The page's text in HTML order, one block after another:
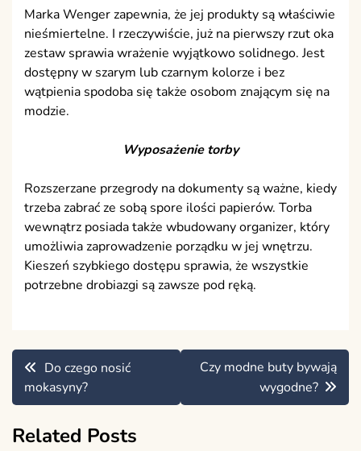
Marka Wenger zapewnia, że jej produkty są właściwie
nieśmiertelne. I rzeczywiście, już na pierwszy rzut oka
zestaw sprawia wrażenie wyjątkowo solidnego. Jest
dostępny w szarym lub czarnym kolorze i bez
wątpienia spodoba się także osobom znającym się na
modzie.
Wyposażenie torby
Rozszerzane przegrody na dokumenty są ważne, kiedy
trzeba zabrać ze sobą spore ilości papierów. Torba
wewnątrz posiada także wbudowany organizer, który
umożliwia zaprowadzenie porządku w jej wnętrzu.
Kieszeń szybkiego dostępu sprawia, że wszystkie
potrzebne drobiazgi są zawsze pod ręką.
Nawigacja
wpisu
Do czego nosić
mokasyny?
Czy modne buty bywają
wygodne?
Related Posts